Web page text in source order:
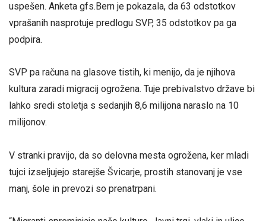
uspešen. Anketa gfs.Bern je pokazala, da 63 odstotkov
vprašanih nasprotuje predlogu SVP, 35 odstotkov pa ga
podpira.
SVP pa računa na glasove tistih, ki menijo, da je njihova
kultura zaradi migracij ogrožena. Tuje prebivalstvo države bi
lahko sredi stoletja s sedanjih 8,6 milijona naraslo na 10
milijonov.
V stranki pravijo, da so delovna mesta ogrožena, ker mladi
tujci izseljujejo starejše Švicarje, prostih stanovanj je vse
manj, šole in prevozi so prenatrpani.